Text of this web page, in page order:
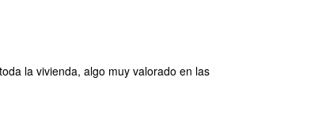
la vivienda, algo muy valorado en las